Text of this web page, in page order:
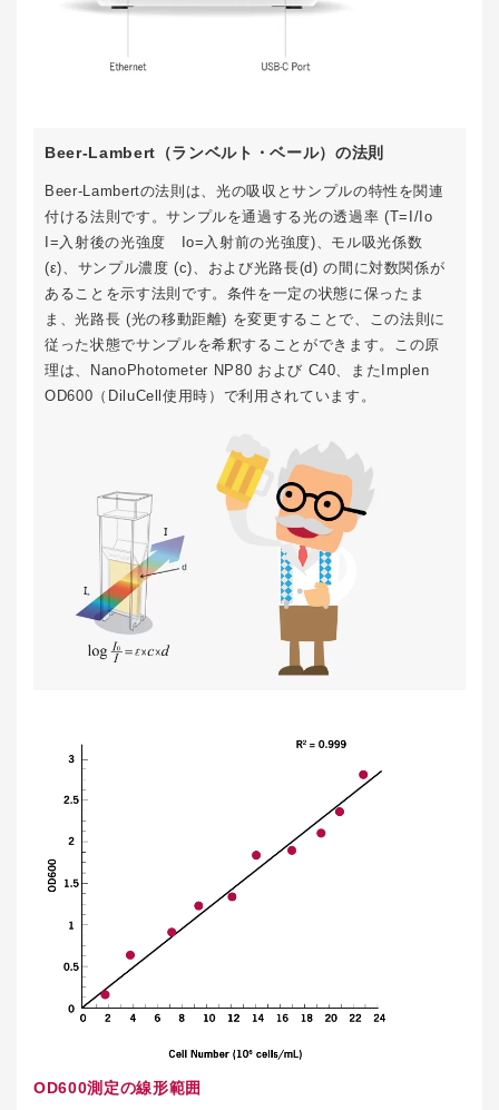
Beer-Lambert（ランベルト・ベール）の法則
Beer-Lambertの法則は、光の吸収とサンプルの特性を関連
付ける法則です。サンプルを通過する光の透過率 (T=I/Io
I=入射後の光強度 Io=入射前の光強度)、モル吸光係数
(ε)、サンプル濃度 (c)、および光路長(d) の間に対数関係が
あることを示す法則です。条件を一定の状態に保ったま
ま、光路長 (光の移動距離) を変更することで、この法則に
従った状態でサンプルを希釈することができます。この原
理は、NanoPhotometer NP80 および C40、またImplen
OD600（DiluCell使用時）で利用されています。
OD600測定の線形範囲